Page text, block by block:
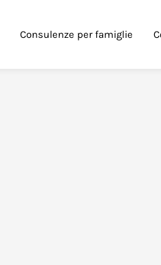
Consulenze per famiglie